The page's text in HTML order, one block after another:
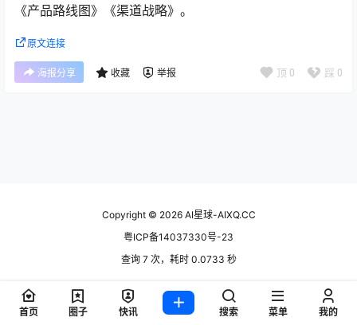
《产品路线图》《渠道战略》。
原文连接
海报分享 收藏 举报 顶 0 踩 0
Copyright © 2026AI星球-AIXQ.CC
粤ICP备14037330号-23
查询 7 次，耗时 0.0733 秒
首页 圈子 快讯 搜索 菜单 我的